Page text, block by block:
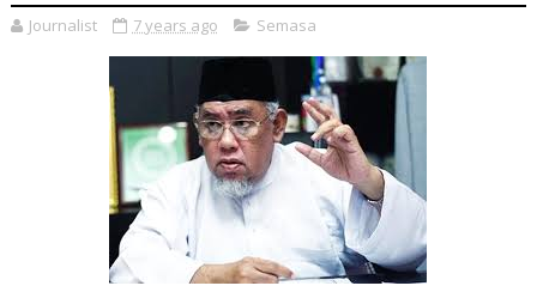
Journalist 7 years ago Semasa